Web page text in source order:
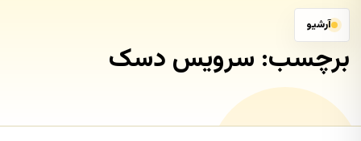
آرشیو
برچسب: سرویس دسک